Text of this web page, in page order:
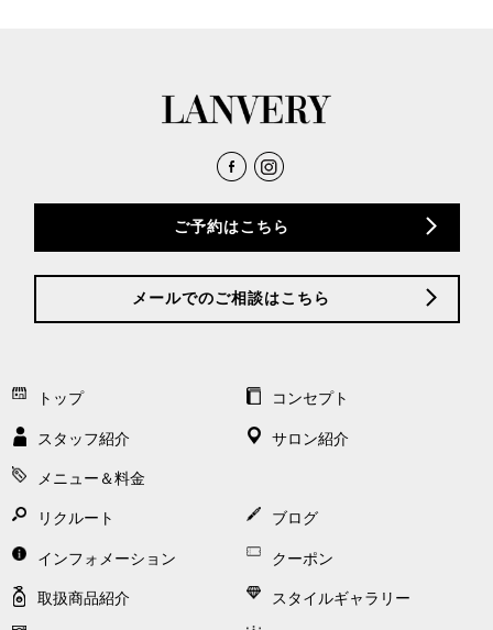
ご予約はこちら
メールでのご相談はこちら
トップ コンセプト
スタッフ紹介 サロン紹介
メニュー＆料金
リクルート ブログ
インフォメーション クーポン
取扱商品紹介 スタイルギャラリー